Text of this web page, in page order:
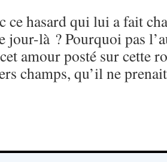
ce hasard qui lui a fait
jour-là ? Pourquoi pas
amour posté sur cette
champs, qu’il ne